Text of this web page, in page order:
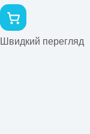
Швидкий перегляд